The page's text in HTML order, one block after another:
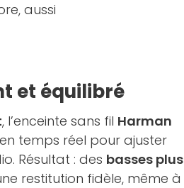
aussi
et équilibré
, l’enceinte sans fil Harman
temps réel pour ajuster
Résultat : des basses plus
restitution fidèle, même à